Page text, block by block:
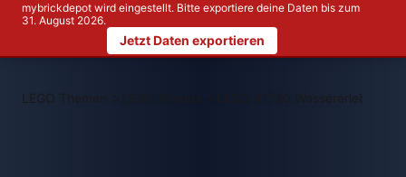
mybrickdepot wird eingestellt. Bitte exportiere deine Daten bis zum
31. August 2026.
Jetzt Daten exportieren
LEGO Themen > LEGO 41720